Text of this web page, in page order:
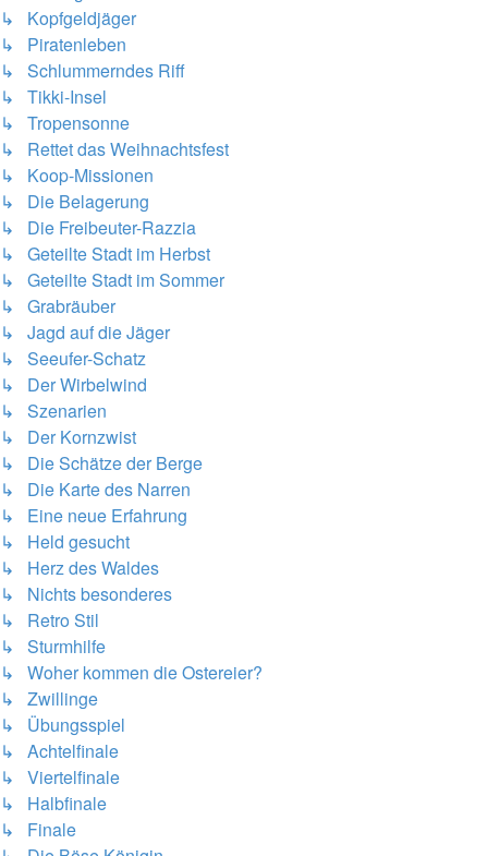
↳ Kopfgeldjäger
↳ Piratenleben
↳ Schlummerndes Riff
↳ Tikki-Insel
↳ Tropensonne
↳ Rettet das Weihnachtsfest
↳ Koop-Missionen
↳ Die Belagerung
↳ Die Freibeuter-Razzia
↳ Geteilte Stadt im Herbst
↳ Geteilte Stadt im Sommer
↳ Grabräuber
↳ Jagd auf die Jäger
↳ Seeufer-Schatz
↳ Der Wirbelwind
↳ Szenarien
↳ Der Kornzwist
↳ Die Schätze der Berge
↳ Die Karte des Narren
↳ Eine neue Erfahrung
↳ Held gesucht
↳ Herz des Waldes
↳ Nichts besonderes
↳ Retro Stil
↳ Sturmhilfe
↳ Woher kommen die Ostereier?
↳ Zwillinge
↳ Übungsspiel
↳ Achtelfinale
↳ Viertelfinale
↳ Halbfinale
↳ Finale